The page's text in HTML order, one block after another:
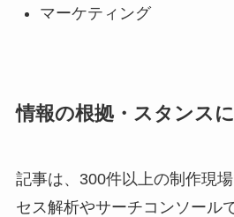
マーケティング
情報の根拠・スタンス
記事は、300件以上の制作現
セス解析やサーチコンソール